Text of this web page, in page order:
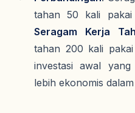
tahan 50 kali pakai
Seragam Kerja
tahan 200 kali
investasi awal
lebih ekonomis